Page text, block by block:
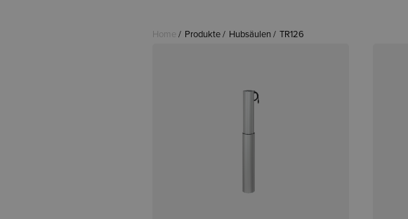
Home Produkte Hubsäulen TR126